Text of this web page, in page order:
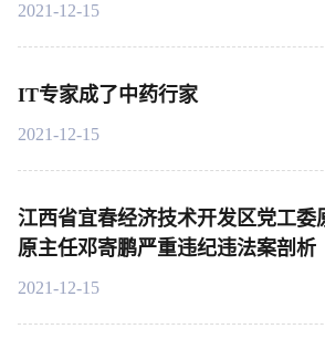
2021-12-15
IT专家成了中药行家
2021-12-15
江西省宜春经济技术开发区党工委
原主任邓寄鹏严重违纪违法案剖析
2021-12-15